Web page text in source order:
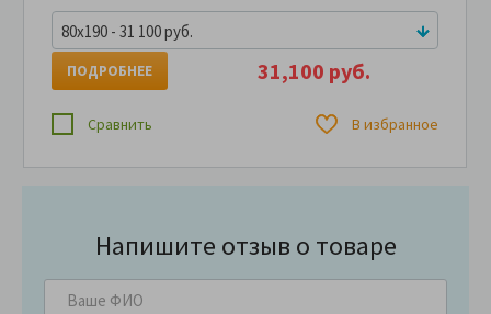
80x190 - 31 100 руб.
31,100 руб.
ПОДРОБНЕЕ
Сравнить В избранное
Напишите отзыв о товаре